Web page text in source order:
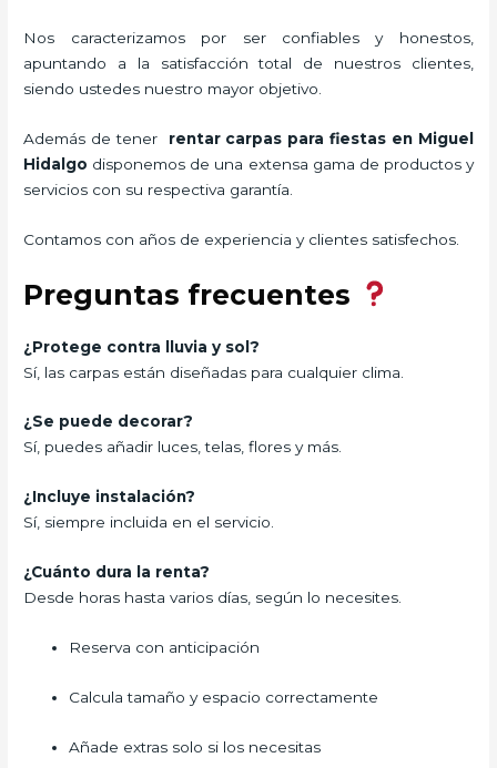
Nos caracterizamos por ser confiables y honestos,
apuntando a la satisfacción total de nuestros clientes,
siendo ustedes nuestro mayor objetivo.
Además de tener rentar carpas para fiestas en Miguel
Hidalgo disponemos de una extensa gama de productos y
servicios con su respectiva garantía.
Contamos con años de experiencia y clientes satisfechos.
Preguntas frecuentes
¿Protege contra lluvia y sol?
Sí, las carpas están diseñadas para cualquier clima.
¿Se puede decorar?
Sí, puedes añadir luces, telas, flores y más.
¿Incluye instalación?
Sí, siempre incluida en el servicio.
¿Cuánto dura la renta?
Desde horas hasta varios días, según lo necesites.
Reserva con anticipación
Calcula tamaño y espacio correctamente
Añade extras solo si los necesitas